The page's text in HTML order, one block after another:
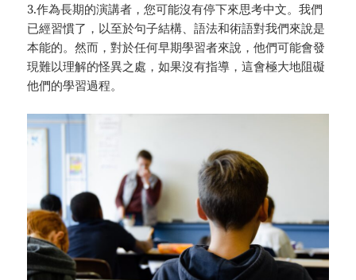
3.作為長期的演講者，您可能沒有停下來思考中文。我們
已經習慣了，以至於句子結構、語法和術語對我們來說是
本能的。然而，對於任何早期學習者來說，他們可能會發
現難以理解的怪異之處，如果沒有指導，這會極大地阻礙
他們的學習過程。